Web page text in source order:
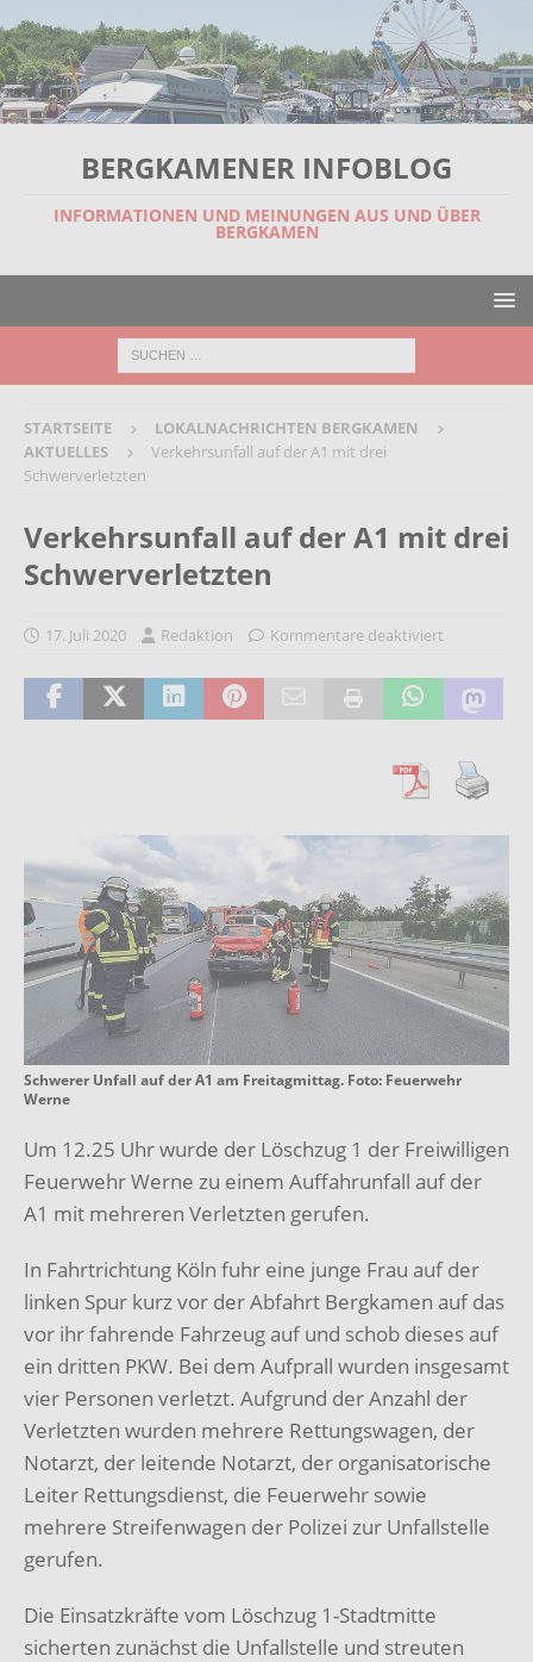
BERGKAMENER INFOBLOG
INFORMATIONEN UND MEINUNGEN AUS UND ÜBER
BERGKAMEN
STARTSEITE
LOKALNACHRICHTEN BERGKAMEN
AKTUELLES
Verkehrsunfall auf der A1 mit drei
Schwerverletzten
Verkehrsunfall auf der A1 mit drei
Schwerverletzten
17. Juli 2020 Redaktion Kommentare deaktiviert
Schwerer Unfall auf der A1 am Freitagmittag. Foto: Feuerwehr
Werne
Um 12.25 Uhr wurde der Löschzug 1 der Freiwilligen
Feuerwehr Werne zu einem Auffahrunfall auf der
A1 mit mehreren Verletzten gerufen.
In Fahrtrichtung Köln fuhr eine junge Frau auf der
linken Spur kurz vor der Abfahrt Bergkamen auf das
vor ihr fahrende Fahrzeug auf und schob dieses auf
ein dritten PKW. Bei dem Aufprall wurden insgesamt
vier Personen verletzt. Aufgrund der Anzahl der
Verletzten wurden mehrere Rettungswagen, der
Notarzt, der leitende Notarzt, der organisatorische
Leiter Rettungsdienst, die Feuerwehr sowie
mehrere Streifenwagen der Polizei zur Unfallstelle
gerufen.
Die Einsatzkräfte vom Löschzug 1-Stadtmitte
sicherten zunächst die Unfallstelle und streuten